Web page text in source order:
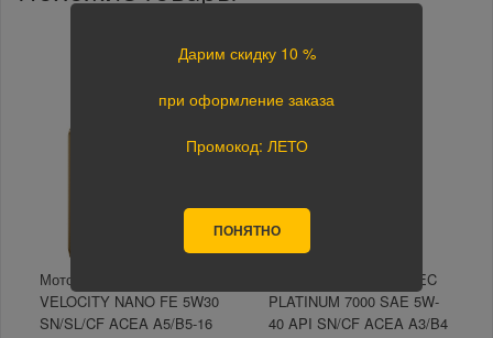
Моторное масло LUBREX
VELOCITY NANO FE 5W30
SN/SL/CF ACEA A5/B5-16
Моторное масло SINTEC
PLATINUM 7000 SAE 5W-
40 API SN/CF ACEA A3/B4
Дарим скидку 10 %
при оформление заказа
Промокод: ЛЕТО
ПОНЯТНО